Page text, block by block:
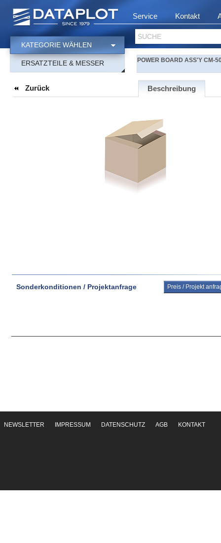
Service Kontakt
SUCHE
KATEGORIE WÄHLEN
ERSATZTEILE & MESSER POWER BOARD ASS'Y CM-
Zurück Beschreibung
Sonderkonditionen / Projektanfrage Preis / Projekt
NEWSLETTER IMPRESSUM DATENSCHUTZ AGB KONTAKT